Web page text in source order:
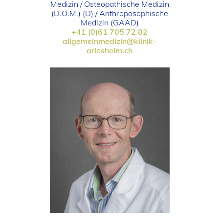
Medizin / Osteopathische Medizin
(D.O.M.) (D) / Anthroposophische
Medizin (GAÄD)
+41 (0)61 705 72 82
allgemeinmedizin@klinik-
arlesheim.ch